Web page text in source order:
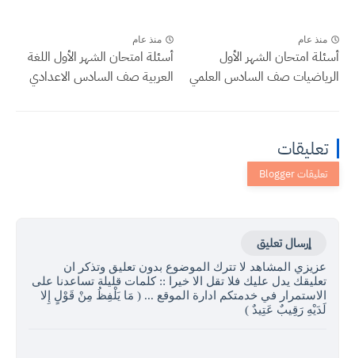
منذ عام
أسئلة امتحان الشهر الأول
الرياضيات صف السادس العلمي
منذ عام
أسئلة امتحان الشهر الأول اللغة
العربية صف السادس الاعدادي
تعليقات
إرسال تعليق
عزيزي المشاهد لا تترك الموضوع بدون تعليق وتذكر ان
تعليقك يدل عليك فلا تقل الا خيرا :: كلمات قليلة تساعدنا على
الاستمرار في خدمتكم ادارة الموقع ... ( مَا يَلْفِظُ مِنْ قَوْلٍ إِلا
لَدَيْهِ رَقِيبٌ عَتِيدٌ )